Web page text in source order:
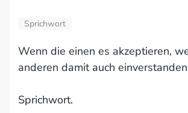
Sprichwort
Wenn die einen es akzeptieren,
anderen damit auch
Sprichwort.